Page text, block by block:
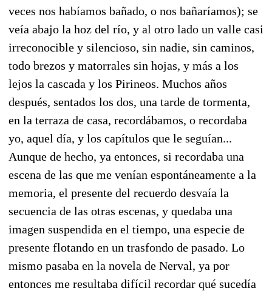
veces nos habíamos bañado, o nos bañaríamos); se
veía abajo la hoz del río, y al otro lado un valle casi
irreconocible y silencioso, sin nadie, sin caminos,
todo brezos y matorrales sin hojas, y más a los
lejos la cascada y los Pirineos. Muchos años
después, sentados los dos, una tarde de tormenta,
en la terraza de casa, recordábamos, o recordaba
yo, aquel día, y los capítulos que le seguían...
Aunque de hecho, ya entonces, si recordaba una
escena de las que me venían espontáneamente a la
memoria, el presente del recuerdo desvaía la
secuencia de las otras escenas, y quedaba una
imagen suspendida en el tiempo, una especie de
presente flotando en un trasfondo de pasado. Lo
mismo pasaba en la novela de Nerval, ya por
entonces me resultaba difícil recordar qué sucedía